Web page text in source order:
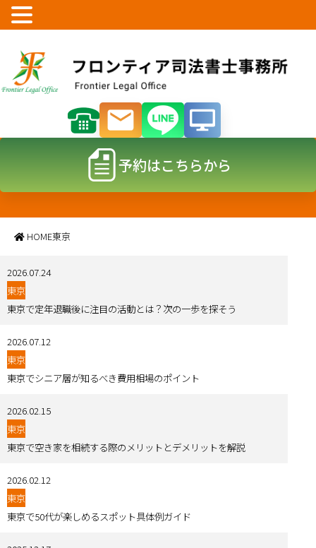
予約はこちらから
東京
HOME東京
2026.07.24
東京
東京で定年退職後に注目の活動とは？次の一歩を探そう
2026.07.12
東京
東京でシニア層が知るべき費用相場のポイント
2026.02.15
東京
東京で空き家を相続する際のメリットとデメリットを解説
2026.02.12
東京
東京で50代が楽しめるスポット具体例ガイド